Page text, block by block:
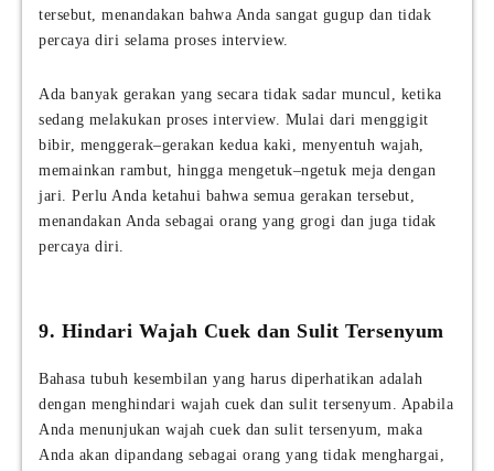
tersebut, menandakan bahwa Anda sangat gugup dan tidak
percaya diri selama proses interview.
Ada banyak gerakan yang secara tidak sadar muncul, ketika
sedang melakukan proses interview. Mulai dari menggigit
bibir, menggerak–gerakan kedua kaki, menyentuh wajah,
memainkan rambut, hingga mengetuk–ngetuk meja dengan
jari. Perlu Anda ketahui bahwa semua gerakan tersebut,
menandakan Anda sebagai orang yang grogi dan juga tidak
percaya diri.
9. Hindari Wajah Cuek dan Sulit Tersenyum
Bahasa tubuh kesembilan yang harus diperhatikan adalah
dengan menghindari wajah cuek dan sulit tersenyum. Apabila
Anda menunjukan wajah cuek dan sulit tersenyum, maka
Anda akan dipandang sebagai orang yang tidak menghargai,